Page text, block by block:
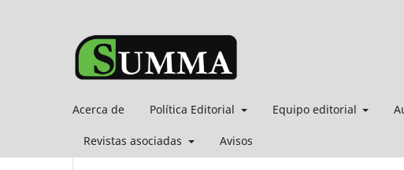
Acerca de Política Editorial Equipo editorial
Revistas asociadas Avisos